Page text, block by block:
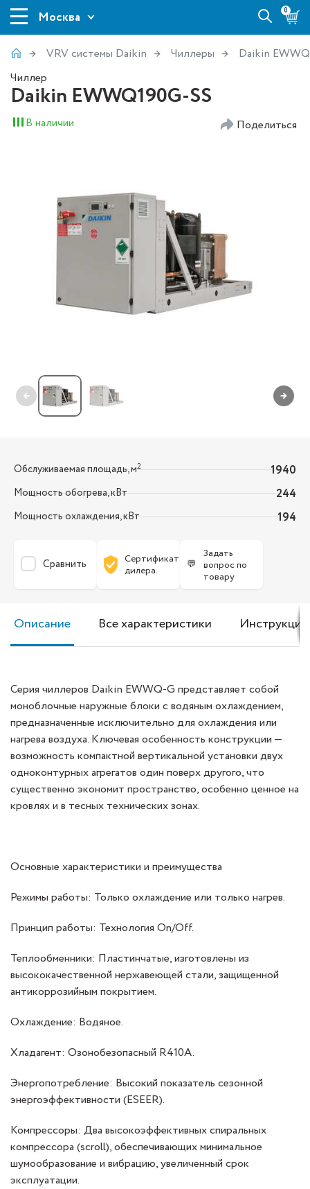
Москва 0
VRV системы Daikin Чиллеры
Daikin
Чиллер
Daikin EWWQ190G-SS
В наличии Поделиться
← →
Обслуживаемая площадь, м2 1940
Мощность обогрева, кВт 244
Мощность охлаждения, кВт 194
Сравнить
Сертификат
дилера.
💬
Задать
вопрос по
товару
Описание Все характеристики Инструкция
Серия чиллеров Daikin EWWQ-G представляет собой
моноблочные наружные блоки с водяным охлаждением,
предназначенные исключительно для охлаждения или
нагрева воздуха. Ключевая особенность конструкции —
возможность компактной вертикальной установки двух
одноконтурных агрегатов один поверх другого, что
существенно экономит пространство, особенно ценное на
кровлях и в тесных технических зонах.
Основные характеристики и преимущества
Режимы работы: Только охлаждение или только нагрев.
Принцип работы: Технология On/Off.
Теплообменники: Пластинчатые, изготовлены из
высококачественной нержавеющей стали, защищенной
антикоррозийным покрытием.
Охлаждение: Водяное.
Хладагент: Озонобезопасный R410A.
Энергопотребление: Высокий показатель сезонной
энергоэффективности (ESEER).
Компрессоры: Два высокоэффективных спиральных
компрессора (scroll), обеспечивающих минимальное
шумообразование и вибрацию, увеличенный срок
эксплуатации.